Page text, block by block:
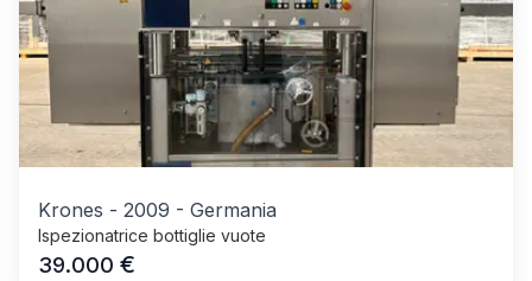
Krones - 2009 - Germania
Ispezionatrice bottiglie vuote
39.000 €